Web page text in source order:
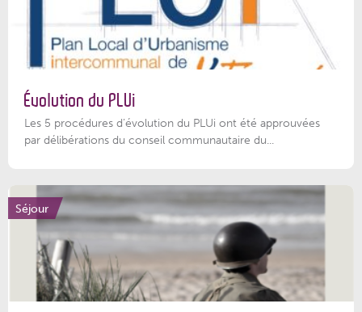
Évolution du PLUi
Les 5 procédures d’évolution du PLUi ont été approuvées
par délibérations du conseil communautaire du...
Séjour